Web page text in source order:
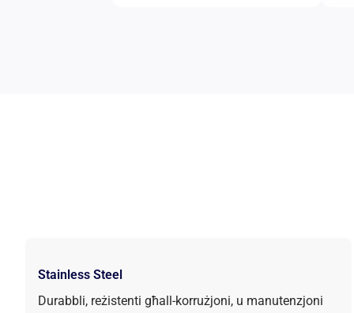
Stainless Steel
Durabbli, reżistenti għall-korrużjoni, u manutenzjoni